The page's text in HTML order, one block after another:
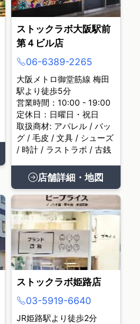
ストックラボ大阪駅前
第４ビル店
06-6389-2265
大阪メトロ御堂筋線 梅田
駅より徒歩5分
営業時間：10:00 - 19:00
定休日：日曜日・祝日
取扱商材: アパレル / バッ
グ / 毛皮 / 文具 / シューズ
/ 時計 / ラストラボ / 古銭
店舗詳細・地図
ストックラボ姫路店
03-5919-6640
JR姫路駅より徒歩2分